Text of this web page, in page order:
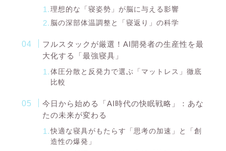
理想的な「寝姿勢」が脳に与える影響
脳の深部体温調整と「寝返り」の科学
フルスタックが厳選！AI開発者の生産性を最
大化する「最強寝具」
体圧分散と反発力で選ぶ「マットレス」徹底
比較
今日から始める「AI時代の快眠戦略」：あな
たの未来が変わる
快適な寝具がもたらす「思考の加速」と「創
造性の爆発」